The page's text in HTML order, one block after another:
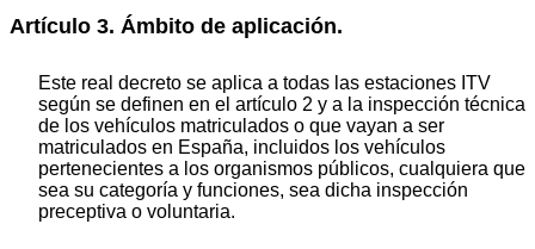
Artículo 3. Ámbito de aplicación.
Este real decreto se aplica a todas las estaciones ITV
según se definen en el artículo 2 y a la inspección técnica
de los vehículos matriculados o que vayan a ser
matriculados en España, incluidos los vehículos
pertenecientes a los organismos públicos, cualquiera que
sea su categoría y funciones, sea dicha inspección
preceptiva o voluntaria.